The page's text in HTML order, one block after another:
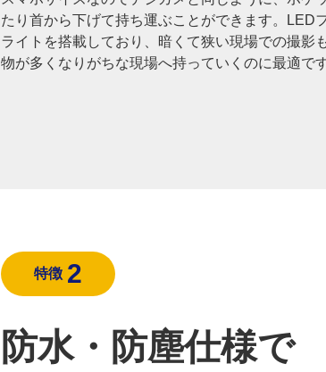
たり首から下げて持ち運ぶことができます。LED
ライトを搭載しており、暗くて狭い現場での撮影
物が多くなりがちな現場へ持っていくのに最適です
特徴 2
防水・防塵仕様で